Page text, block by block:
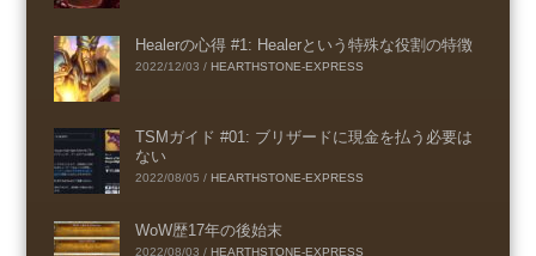
Healerの心得 #1: Healerという特殊な役割の特徴
2022/12/03 / HEARTHSTONE-EXPRESS
TSMガイド #01: ブリザードに現金を払う必要は
ない
2022/08/05 / HEARTHSTONE-EXPRESS
WoW歴17年の後始末
2022/08/03 / HEARTHSTONE-EXPRESS